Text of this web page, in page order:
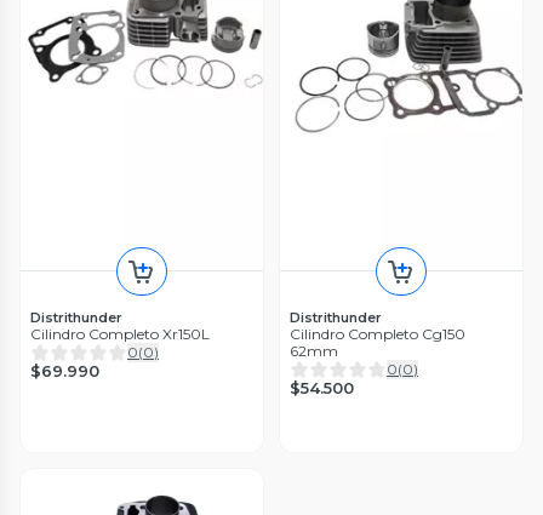
Distrithunder
Cilindro Completo Xr150L
0(0)
$69.990
Distrithunder
Cilindro Completo Cg150
62mm
0(0)
$54.500